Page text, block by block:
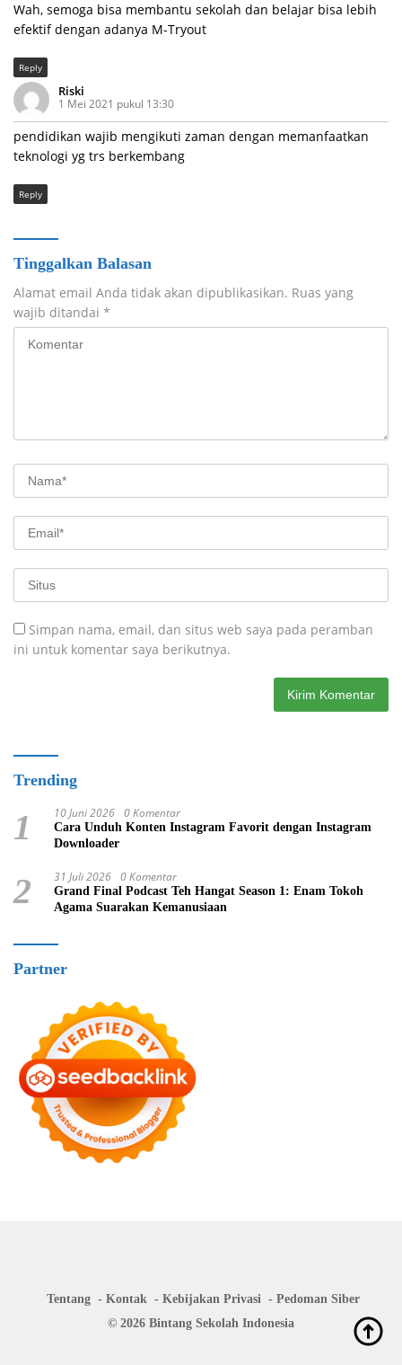
Wah, semoga bisa membantu sekolah dan belajar bisa lebih
efektif dengan adanya M-Tryout
Reply
Riski
1 Mei 2021 pukul 13:30
pendidikan wajib mengikuti zaman dengan memanfaatkan
teknologi yg trs berkembang
Reply
Tinggalkan Balasan
Alamat email Anda tidak akan dipublikasikan. Ruas yang
wajib ditandai *
Simpan nama, email, dan situs web saya pada peramban
ini untuk komentar saya berikutnya.
Trending
1 10 Juni 2026 0 Komentar
Cara Unduh Konten Instagram Favorit dengan Instagram
Downloader
2 31 Juli 2026 0 Komentar
Grand Final Podcast Teh Hangat Season 1: Enam Tokoh
Agama Suarakan Kemanusiaan
Partner
Tentang Kontak Kebijakan Privasi
Pedoman Siber
© 2026 Bintang Sekolah Indonesia